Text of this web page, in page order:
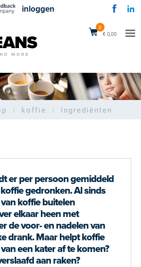
0
€ 0,00
inloggen
koffie Ingrediënten
er per persoon gemiddeld
gedronken. Al sinds
koffie buitelen
elkaar heen met
de voor- en nadelen van
drank. Maar helpt koffie
een kater af te komen?
aan raken?